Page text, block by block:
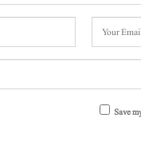
Save